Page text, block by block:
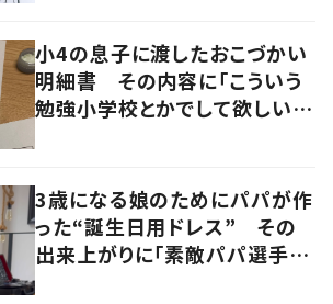
小4の息子に渡したおこづかい
明細書 その内容に「こういう
勉強小学校とかでして欲しい」
3歳になる娘のためにパパが作
った“誕生日用ドレス” その
出来上がりに「素敵パパ選手権